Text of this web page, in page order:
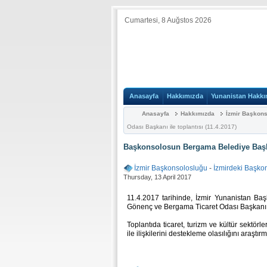
Cumartesi, 8 Auğstos 2026
Anasayfa Hakkımızda Yunanistan
Anasayfa Hakkımızda
İzmir
Odası Başkanı ile toplantısı (11.4.2017)
Başkonsolosun Bergama Belediye
İzmir Başkonsolosluğu - İzmirdeki
Thursday, 13 April 2017
11.4.2017 tarihinde, İzmir Yunanistan
Gönenç ve Bergama Ticaret Odası
Toplantıda ticaret, turizm ve kültür
ile ilişkilerini destekleme olasılığını